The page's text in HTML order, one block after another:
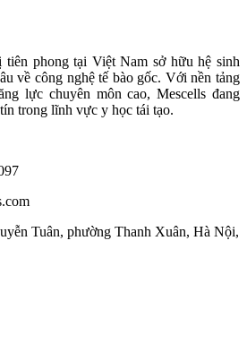
phong tại Việt Nam sở hữu hệ sinh
về công nghệ tế bào gốc. Với nền tảng
lực chuyên môn cao, Mescells đang
trong lĩnh vực y học tái tạo.
Tuân, phường Thanh Xuân, Hà Nội,